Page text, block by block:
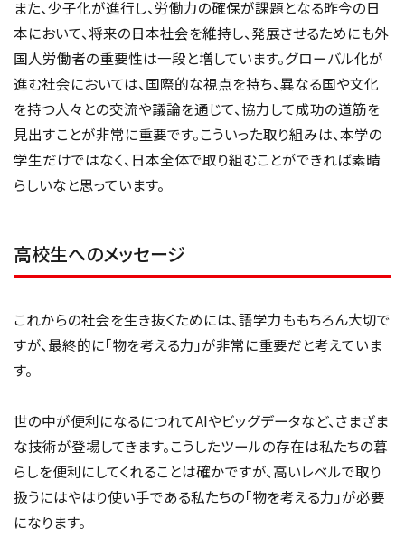
また、少子化が進行し、労働力の確保が課題となる昨今の日
本において、将来の日本社会を維持し、発展させるためにも外
国人労働者の重要性は一段と増しています。グローバル化が
進む社会においては、国際的な視点を持ち、異なる国や文化
を持つ人々との交流や議論を通じて、協力して成功の道筋を
見出すことが非常に重要です。こういった取り組みは、本学の
学生だけではなく、日本全体で取り組むことができれば素晴
らしいなと思っています。
高校生へのメッセージ
これからの社会を生き抜くためには、語学力ももちろん大切で
すが、最終的に「物を考える力」が非常に重要だと考えていま
す。
世の中が便利になるにつれてAIやビッグデータなど、さまざま
な技術が登場してきます。こうしたツールの存在は私たちの暮
らしを便利にしてくれることは確かですが、高いレベルで取り
扱うにはやはり使い手である私たちの「物を考える力」が必要
になります。